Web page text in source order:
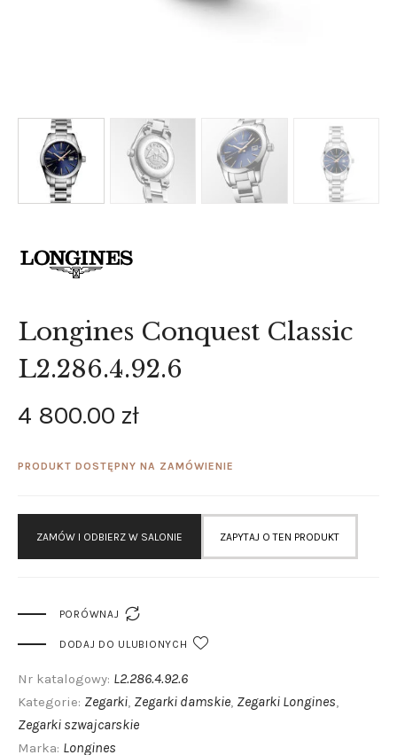
Longines Conquest Classic
L2.286.4.92.6
4 800.00 zł
PRODUKT DOSTĘPNY NA ZAMÓWIENIE
ZAMÓW I ODBIERZ W SALONIE ZAPYTAJ O TEN PRODUKT
PORÓWNAJ 
DODAJ DO ULUBIONYCH
Nr katalogowy: L2.286.4.92.6
Kategorie: Zegarki, Zegarki damskie, Zegarki Longines,
Zegarki szwajcarskie
Marka: Longines